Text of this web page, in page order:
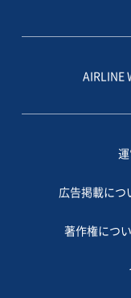
AIRLINE
広告掲載につ
著作権につ